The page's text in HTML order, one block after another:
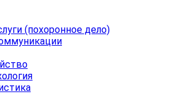
(похоронное дело)